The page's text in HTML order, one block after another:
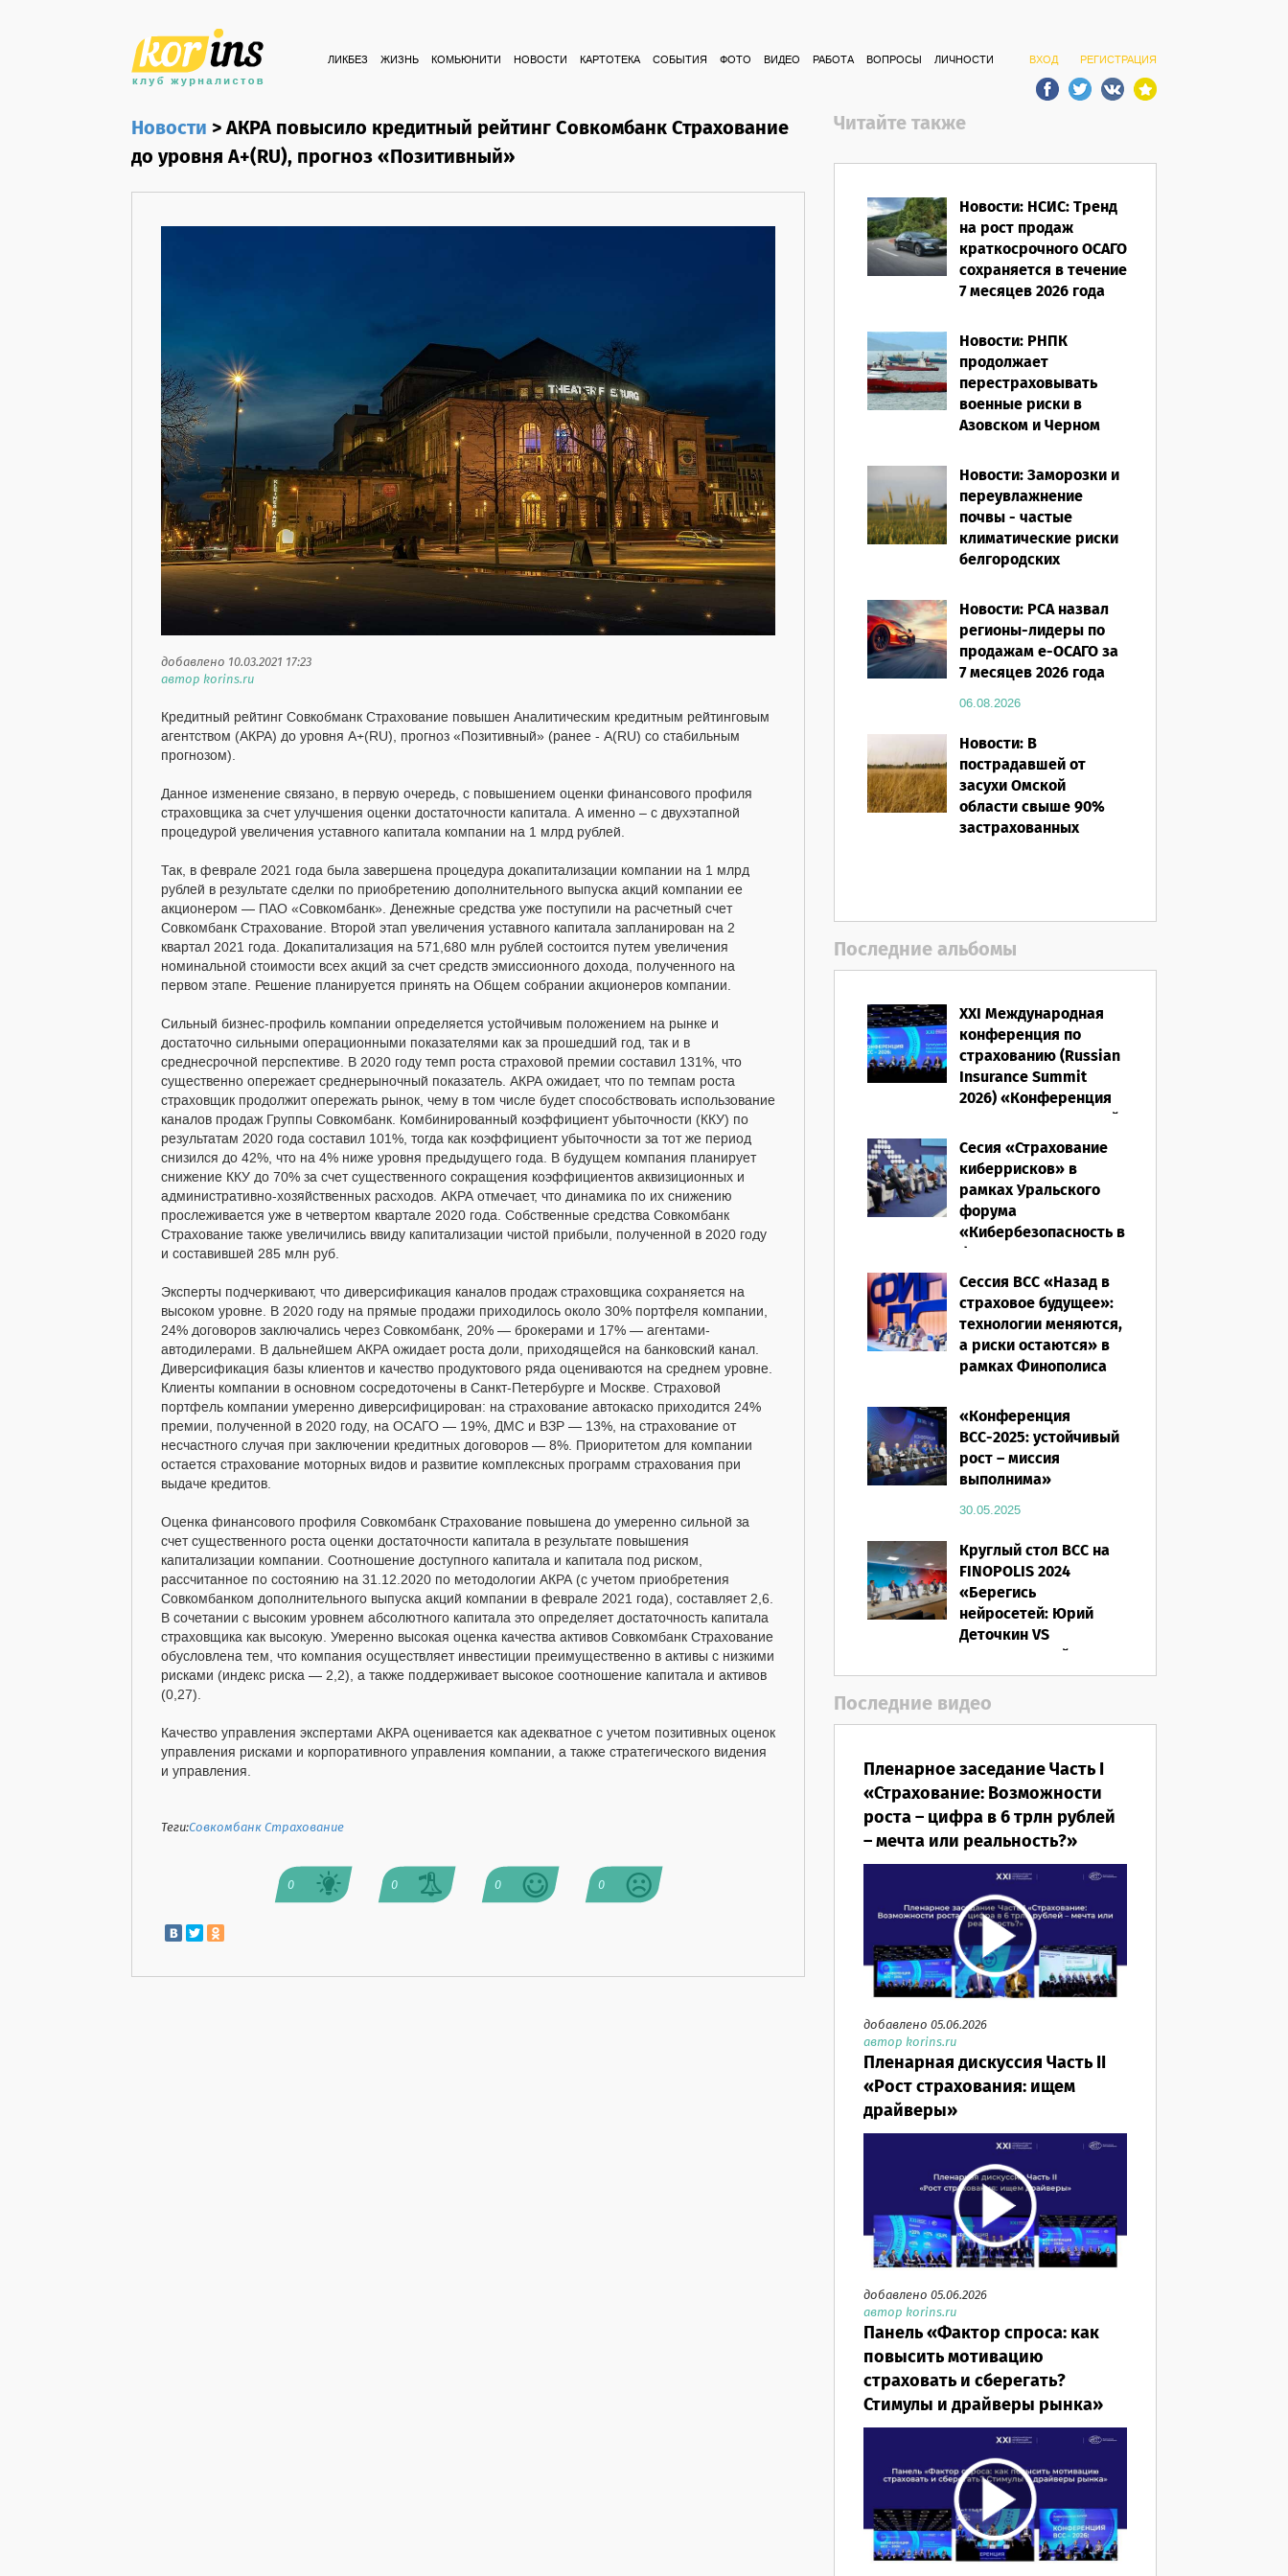
ВХОД РЕГИСТРАЦИЯ
ЛИКБЕЗ ЖИЗНЬ КОМЬЮНИТИ НОВОСТИ КАРТОТЕКА СОБЫТИЯ ФОТО ВИДЕО РАБОТА ВОПРОСЫ ЛИЧНОСТИ
Новости>АКРА повысило кредитный рейтинг Совкомбанк Страхование
до уровня А+(RU), прогноз «Позитивный»
добавлено 10.03.2021 17:23
автор korins.ru
Кредитный рейтинг Совкобманк Страхование повышен Аналитическим кредитным рейтинговым
агентством (АКРА) до уровня А+(RU), прогноз «Позитивный» (ранее - А(RU) со стабильным
прогнозом).
Данное изменение связано, в первую очередь, с повышением оценки финансового профиля
страховщика за счет улучшения оценки достаточности капитала. А именно – с двухэтапной
процедурой увеличения уставного капитала компании на 1 млрд рублей.
Так, в феврале 2021 года была завершена процедура докапитализации компании на 1 млрд
рублей в результате сделки по приобретению дополнительного выпуска акций компании ее
акционером — ПАО «Совкомбанк». Денежные средства уже поступили на расчетный счет
Совкомбанк Страхование. Второй этап увеличения уставного капитала запланирован на 2
квартал 2021 года. Докапитализация на 571,680 млн рублей состоится путем увеличения
номинальной стоимости всех акций за счет средств эмиссионного дохода, полученного на
первом этапе. Решение планируется принять на Общем собрании акционеров компании.
Сильный бизнес-профиль компании определяется устойчивым положением на рынке и
достаточно сильными операционными показателями как за прошедший год, так и в
среднесрочной перспективе. В 2020 году темп роста страховой премии составил 131%, что
существенно опережает среднерыночный показатель. АКРА ожидает, что по темпам роста
страховщик продолжит опережать рынок, чему в том числе будет способствовать использование
каналов продаж Группы Совкомбанк. Комбинированный коэффициент убыточности (ККУ) по
результатам 2020 года составил 101%, тогда как коэффициент убыточности за тот же период
снизился до 42%, что на 4% ниже уровня предыдущего года. В будущем компания планирует
снижение ККУ до 70% за счет существенного сокращения коэффициентов аквизиционных и
административно-хозяйственных расходов. АКРА отмечает, что динамика по их снижению
прослеживается уже в четвертом квартале 2020 года. Собственные средства Совкомбанк
Страхование также увеличились ввиду капитализации чистой прибыли, полученной в 2020 году
и составившей 285 млн руб.
Эксперты подчеркивают, что диверсификация каналов продаж страховщика сохраняется на
высоком уровне. В 2020 году на прямые продажи приходилось около 30% портфеля компании,
24% договоров заключались через Совкомбанк, 20% — брокерами и 17% — агентами-
автодилерами. В дальнейшем АКРА ожидает роста доли, приходящейся на банковский канал.
Диверсификация базы клиентов и качество продуктового ряда оцениваются на среднем уровне.
Клиенты компании в основном сосредоточены в Санкт-Петербурге и Москве. Страховой
портфель компании умеренно диверсифицирован: на страхование автокаско приходится 24%
премии, полученной в 2020 году, на ОСАГО — 19%, ДМС и ВЗР — 13%, на страхование от
несчастного случая при заключении кредитных договоров — 8%. Приоритетом для компании
остается страхование моторных видов и развитие комплексных программ страхования при
выдаче кредитов.
Оценка финансового профиля Совкомбанк Страхование повышена до умеренно сильной за
счет существенного роста оценки достаточности капитала в результате повышения
капитализации компании. Соотношение доступного капитала и капитала под риском,
рассчитанное по состоянию на 31.12.2020 по методологии АКРА (с учетом приобретения
Совкомбанком дополнительного выпуска акций компании в феврале 2021 года), составляет 2,6.
В сочетании с высоким уровнем абсолютного капитала это определяет достаточность капитала
страховщика как высокую. Умеренно высокая оценка качества активов Совкомбанк Страхование
обусловлена тем, что компания осуществляет инвестиции преимущественно в активы с низкими
рисками (индекс риска — 2,2), а также поддерживает высокое соотношение капитала и активов
(0,27).
Качество управления экспертами АКРА оценивается как адекватное с учетом позитивных оценок
управления рисками и корпоративного управления компании, а также стратегического видения
и управления.
Теги:Совкомбанк Страхование
0 0 0 0
Читайте также
Новости: НСИС: Тренд
на рост продаж
краткосрочного ОСАГО
сохраняется в течение
7 месяцев 2026 года
Новости: РНПК
продолжает
перестраховывать
военные риски в
Азовском и Черном
06.08.2026
Новости: Заморозки и
переувлажнение
почвы - частые
климатические риски
белгородских
06.08.2026
Новости: РСА назвал
регионы-лидеры по
продажам е-ОСАГО за
7 месяцев 2026 года
06.08.2026
Новости: В
пострадавшей от
засухи Омской
области свыше 90%
застрахованных
Последние альбомы
XXI Международная
конференция по
страхованию (Russian
Insurance Summit
2026) «Конференция
ВСС-2026: Культурный
код страхования/
Человеческий
фактор»
28.05.2026
Сесия «Страхование
киберрисков» в
рамках Уральского
форума
«Кибербезопасность в
финансах» 2026
16.03.2026
Сессия ВСС «Назад в
страховое будущее»:
технологии меняются,
а риски остаются» в
рамках Финополиса
16.03.2026
«Конференция
ВСС-2025: устойчивый
рост – миссия
выполнима»
30.05.2025
Круглый стол ВСС на
FINOPOLIS 2024
«Берегись
нейросетей: Юрий
Деточкин VS
искусственный
интеллект»
12.11.2024
Последние видео
Пленарное заседание Часть I
«Страхование: Возможности
роста – цифра в 6 трлн рублей
– мечта или реальность?»
добавлено 05.06.2026
автор korins.ru
Пленарная дискуссия Часть II
«Рост страхования: ищем
драйверы»
добавлено 05.06.2026
автор korins.ru
Панель «Фактор спроса: как
повысить мотивацию
страховать и сберегать?
Стимулы и драйверы рынка»